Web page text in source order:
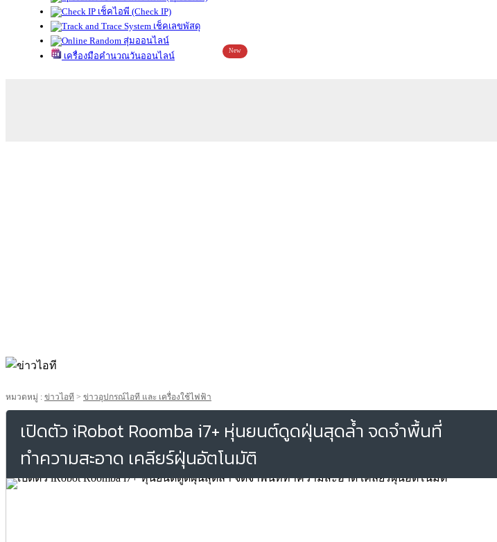
เช็คไอพี (Check IP)
เช็คเลขพัสดุ
สุ่มออนไลน์
เครื่องมือคำนวณวันออนไลน์
New
หมวดหมู่ : ข่าวไอที > ข่าวอุปกรณ์ไอที และ เครื่องใช้ไฟฟ้า
เปิดตัว iRobot Roomba i7+ หุ่นยนต์ดูดฝุ่นสุดล้ำ จดจำพื้นที่
ทำความสะอาด เคลียร์ฝุ่นอัตโนมัติ